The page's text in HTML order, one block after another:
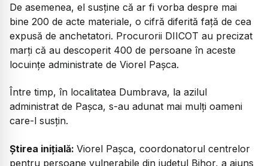
De asemenea, el susține că ar fi vorba despre mai
bine 200 de acte materiale, o cifră diferită față de cea
expusă de anchetatori. Procurorii DIICOT au precizat
marți că au descoperit 400 de persoane în aceste
locuințe administrate de Viorel Pașca.
Între timp, în localitatea Dumbrava, la azilul
administrat de Pașca, s-au adunat mai mulți oameni
care-l susțin.
Știrea inițială: Viorel Pașca, coordonatorul centrelor
pentru persoane vulnerabile din județul Bihor, a ajuns